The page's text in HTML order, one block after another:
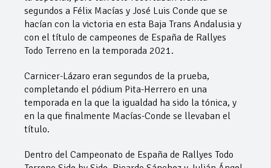
segundos a Félix Macías y José Luis Conde que se
hacían con la victoria en esta Baja Trans Andalusia y
con el título de campeones de España de Rallyes
Todo Terreno en la temporada 2021.
Carnicer-Lázaro eran segundos de la prueba,
completando el pódium Pita-Herrero en una
temporada en la que la igualdad ha sido la tónica, y
en la que finalmente Macías-Conde se llevaban el
título.
Dentro del Campeonato de España de Rallyes Todo